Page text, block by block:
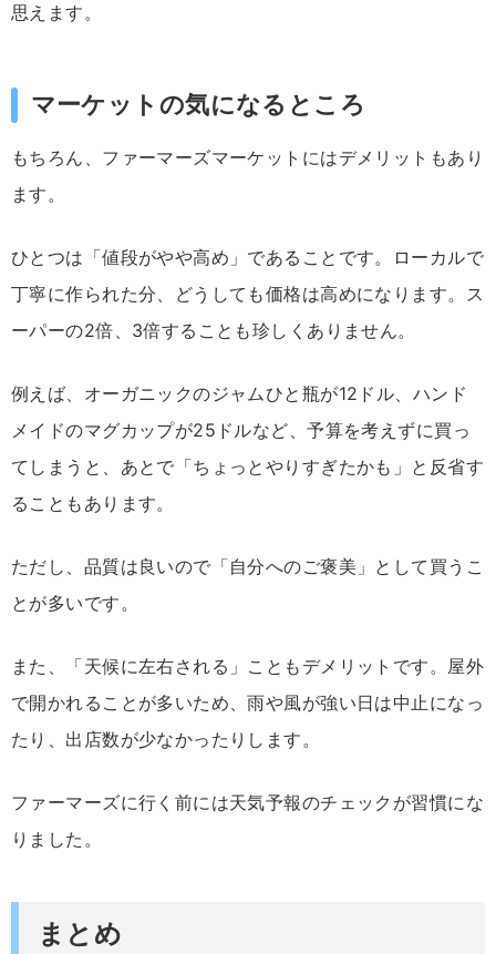
思 え ます。
マーケットの気になるところ
もちろん、 ファーマーズマーケット にはデメリット もあり
ます。
ひとつは「値段がやや高め」 である こと です。 ローカルで
丁寧に作られた分、 どうしても価格は高めになり ます。 ス
ーパーの2倍、 3倍する こと も珍 しく ありません。
例えば、 オー ガニックのジャムひと 瓶が12 ドル、 ハンド
メイドのマグカップが25 ドルなど、予算を考えずに買 っ
て しまう と、 あと で「ちょっと やり すぎたかも」 と 反省す
る こと も あり ます。
ただし、 品質は良いので「自分へのご褒美」 として 買う こ
と が多いです。
また、「天候に左右される」こと も デメリット です。 屋外
で開かれる こと が多いため、雨や風が強い日は中止にな っ
たり、 出店数が少なかっ たり し ます。
ファーマーズに行く 前には天気予報のチェック が習慣にな
り ま した。
まとめ